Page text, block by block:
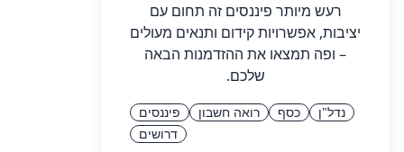
רעש מיותר פיננסים זה תחום עם
יציבות, אפשרויות קידום ותנאים מעולים
– ופה תמצאו את ההזדמנות הבאה
שלכם.
נדל"ן כסף רואה חשבון
פיננסים
דרושים